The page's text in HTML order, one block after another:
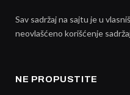
Sav sadržaj na sajtu je u
neovlašćeno korišćenje
NE PROPUSTITE